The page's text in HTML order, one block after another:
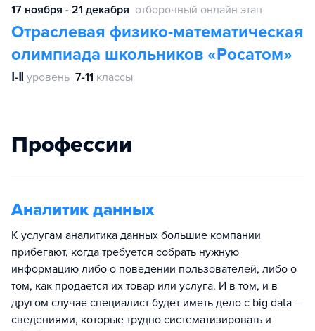
17 ноября - 21 декабря отборочный онлайн этап
Отраслевая физико-математическая
олимпиада школьников «Росатом»
Ⅰ-Ⅱ уровень 7-11 классы
Профессии
Аналитик данных
К услугам аналитика данных большие компании
прибегают, когда требуется собрать нужную
информацию либо о поведении пользователей, либо о
том, как продается их товар или услуга. И в том, и в
другом случае специалист будет иметь дело с big data —
сведениями, которые трудно систематизировать и